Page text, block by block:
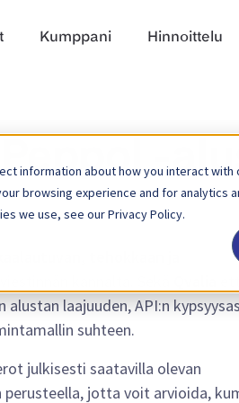
information about how you interact with
browsing experience and for analytics
we use, see our Privacy Policy.
Kumppani Hinnoittelu
-
laajuuden, API:n
suhteen.
julkisesti saatavilla olevan
jotta voit arvioida,